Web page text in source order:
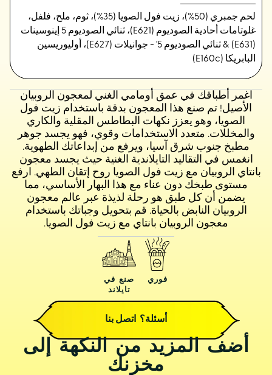
اغمر أطباقك في عمق أومامي الغني لمعجون الروبيان
الأصيل! تم صنع هذا المعجون بدقة باستخدام زيت فول
الصويا، وهو يعزز نكهات البطاطس المقلية والكاري
والمخللات. متعدد الاستخدامات وقوي، فهو يجسد جوهر
مطبخ جنوب شرق آسيا، ويرفع من إبداعاتك الطهوية.
انغمس في التقاليد التايلاندية الغنية حيث يجسد معجون
بانتاي الروبيان مع زيت فول الصويا روح إتقان الطهي. ارفع
مستوى طبخك دون عناء مع هذا البهار الأساسي، مما
يضمن أن كل طبق هو رحلة لذيذة عبر عالم معجون
الروبيان النابض بالحياة. قم بتحويل وجباتك باستخدام
معجون الروبيان بانتاي مع زيت فول الصويا.
صنع في
تايلاند
فوري
أسئلة؟ اتصل بنا
لحم جمبري (50%)، زيت فول الصويا (35%)، ثوم، ملح، فلفل،
غلوتامات أحادية الصوديوم (E621)، ثنائي الصوديوم 5 إينوسينات
(E631) & ثنائي الصوديوم 5' - جوانيلات (E627)، أوليوريسين
البابريكا (E160c)
أضف المزيد من النكهة إلى
مخزنك